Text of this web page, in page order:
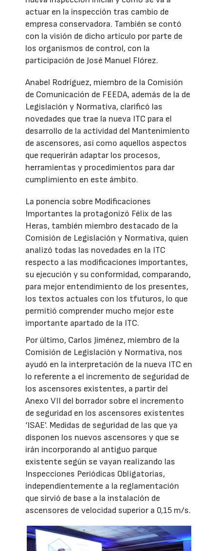
actuar en la inspección tras cambio de
empresa conservadora. También se contó
con la visión de dicho artículo por parte de
los organismos de control, con la
participación de José Manuel Flórez.
Anabel Rodríguez, miembro de la Comisión
de Comunicación de FEEDA, además de la de
Legislación y Normativa, clarificó las
novedades que trae la nueva ITC para el
desarrollo de la actividad del Mantenimiento
de ascensores, así como aquellos aspectos
que requerirán adaptar los procesos,
herramientas y procedimientos para dar
cumplimiento en este ámbito.
La ponencia sobre Modificaciones
Importantes la protagonizó Félix de las
Heras, también miembro destacado de la
Comisión de Legislación y Normativa, quien
analizó todas las novedades en la ITC
respecto a las modificaciones importantes,
su ejecución y su conformidad, comparando,
para mejor entendimiento de los presentes,
los textos actuales con los tfuturos, lo que
permitió comprender mucho mejor este
importante apartado de la ITC.
Por último, Carlos Jiménez, miembro de la
Comisión de Legislación y Normativa, nos
ayudó en la interpretación de la nueva ITC en
lo referente a el incremento de seguridad de
los ascensores existentes, a partir del
Anexo VII del borrador sobre el incremento
de seguridad en los ascensores existentes
‘ISAE’. Medidas de seguridad de las que ya
disponen los nuevos ascensores y que se
irán incorporando al antiguo parque
existente según se vayan realizando las
Inspecciones Periódicas Obligatorias,
independientemente a la reglamentación
que sirvió de base a la instalación de
ascensores de velocidad superior a 0,15 m/s.